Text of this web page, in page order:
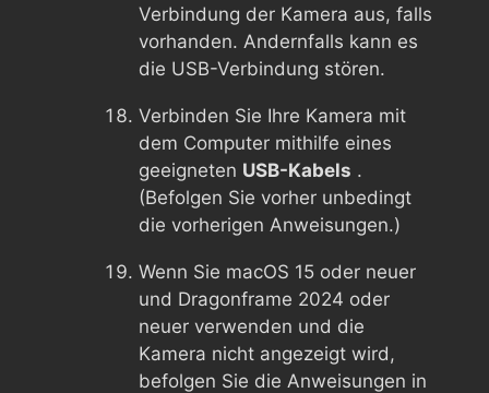
Verbindung der Kamera aus, falls
vorhanden. Andernfalls kann es
die USB-Verbindung stören.
Verbinden Sie Ihre Kamera mit
dem Computer mithilfe eines
geeigneten USB-Kabels .
(Befolgen Sie vorher unbedingt
die vorherigen Anweisungen.)
Wenn Sie macOS 15 oder neuer
und Dragonframe 2024 oder
neuer verwenden und die
Kamera nicht angezeigt wird,
befolgen Sie die Anweisungen in